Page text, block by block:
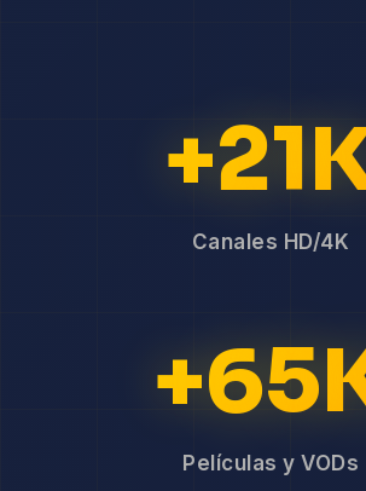
Canales HD/4K
Películas y VODs